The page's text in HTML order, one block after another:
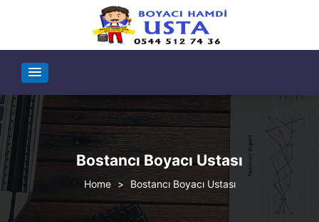
Bostancı Boyacı Ustası
> Bostancı Boyacı Ustası